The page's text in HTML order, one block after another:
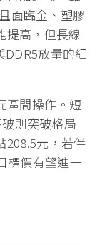
面臨金、塑膠
提高，但長線
放量的紅
區間操作。短
則突破格局
208.5元，若伴
標價有望進一